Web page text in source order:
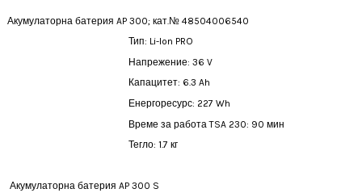
Акумулаторна батерия AP 300; кат.№ 48504006540
Тип: Li-Ion PRO
Напрежение: 36 V
Капацитет: 6.3 Ah
Енергоресурс: 227 Wh
Време за работа TSA 230: 90 мин
Тегло: 1.7 кг
Акумулаторна батерия AP 300 S